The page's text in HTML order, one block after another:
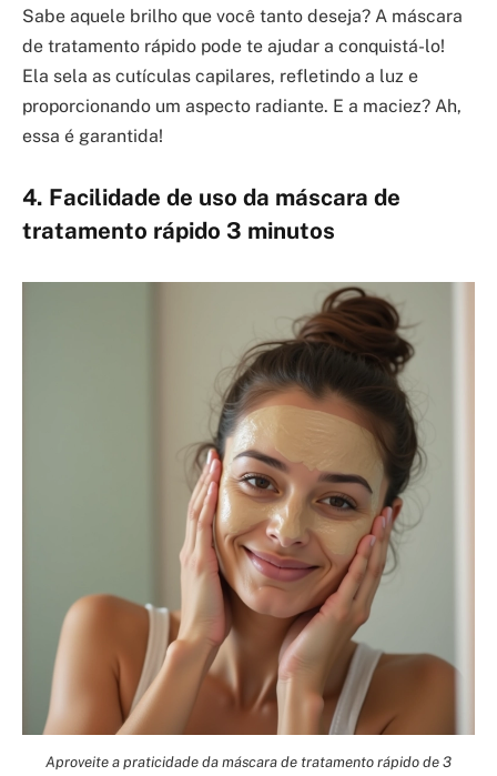
Sabe aquele brilho que você tanto deseja? A máscara
de tratamento rápido pode te ajudar a conquistá-lo!
Ela sela as cutículas capilares, refletindo a luz e
proporcionando um aspecto radiante. E a maciez? Ah,
essa é garantida!
4. Facilidade de uso da máscara de
tratamento rápido 3 minutos
Aproveite a praticidade da máscara de tratamento rápido de 3